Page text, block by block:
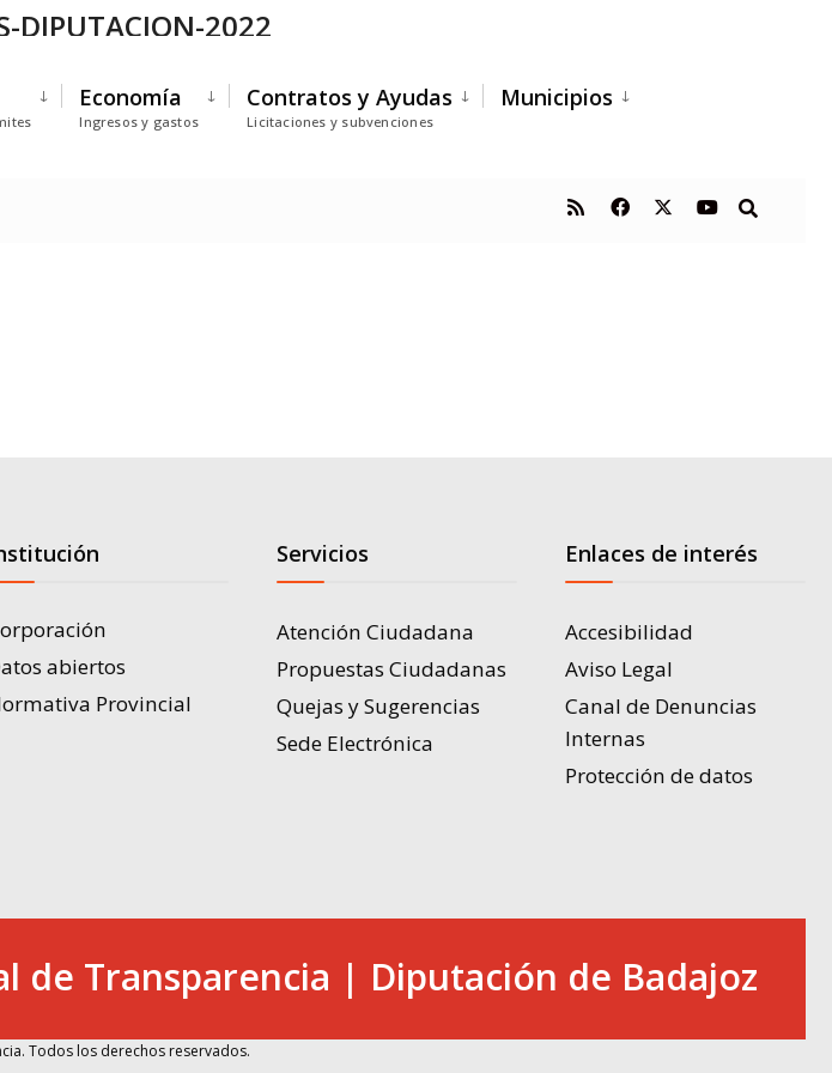
Economía
Ingresos y gastos
Contratos y Ayudas
Licitaciones y subvenciones
Municipios
DIPUTACION-2022
abiertos
Provincial
Servicios
Atención Ciudadana
Propuestas Ciudadanas
Quejas y Sugerencias
Sede Electrónica
Enlaces de interés
Accesibilidad
Aviso Legal
Canal de Denuncias
Internas
Protección de datos
de Transparencia | Diputación de Badajoz
Todos los derechos reservados.